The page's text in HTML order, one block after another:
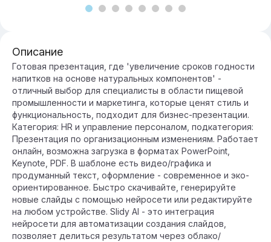
Описание
Готовая презентация, где 'увеличение сроков годности
напитков на основе натуральных компонентов' -
отличный выбор для специалисты в области пищевой
промышленности и маркетинга, которые ценят стиль и
функциональность, подходит для бизнес-презентации.
Категория: HR и управление персоналом, подкатегория:
Презентация по организационным изменениям. Работает
онлайн, возможна загрузка в форматах PowerPoint,
Keynote, PDF. В шаблоне есть видео/графика и
продуманный текст, оформление - современное и эко-
ориентированное. Быстро скачивайте, генерируйте
новые слайды с помощью нейросети или редактируйте
на любом устройстве. Slidy AI - это интеграция
нейросети для автоматизации создания слайдов,
позволяет делиться результатом через облако/